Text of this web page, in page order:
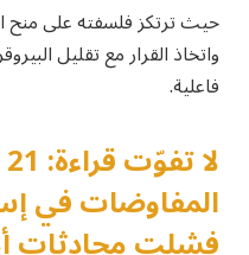
حيث ترتكز فلسفته على منح
واتخاذ القرار مع تقليل
فاعلية.
المفاوضات في